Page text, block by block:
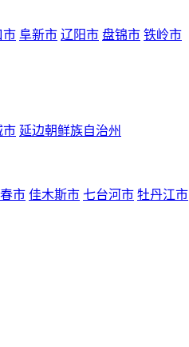
市 阜新市 辽阳市 盘锦市 铁岭市
市 延边朝鲜族自治州
市 佳木斯市 七台河市 牡丹江市